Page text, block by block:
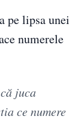
pe lipsa unei
numerele
juca
ce numere